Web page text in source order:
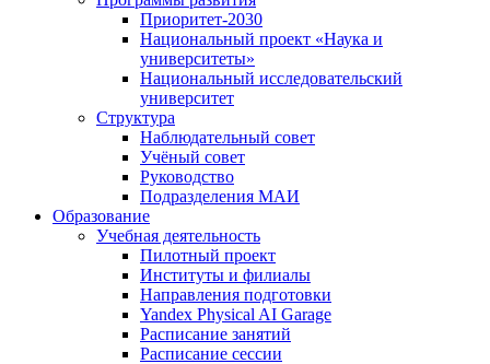
Приоритет-2030
Национальный проект «Наука и
университеты»
Национальный исследовательский
университет
Структура
Наблюдательный совет
Учёный совет
Руководство
Подразделения МАИ
Образование
Учебная деятельность
Пилотный проект
Институты и филиалы
Направления подготовки
Yandex Physical AI Garage
Расписание занятий
Расписание сессии